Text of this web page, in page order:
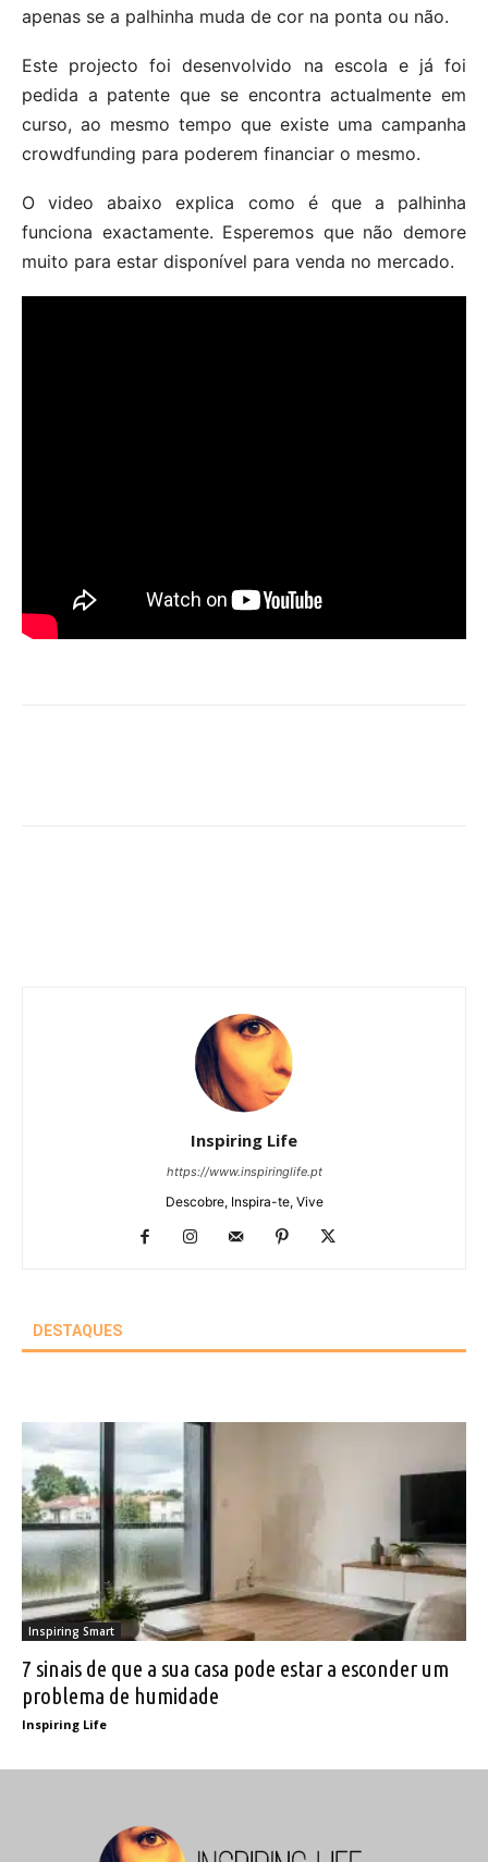
apenas se a palhinha muda de cor na ponta ou não.
Este projecto foi desenvolvido na escola e já foi
pedida a patente que se encontra actualmente em
curso, ao mesmo tempo que existe uma campanha
crowdfunding para poderem financiar o mesmo.
O video abaixo explica como é que a palhinha
funciona exactamente. Esperemos que não demore
muito para estar disponível para venda no mercado.
Inspiring Life
https://www.inspiringlife.pt
Descobre, Inspira-te, Vive
DESTAQUES
Inspiring Smart
7 sinais de que a sua casa pode estar a esconder um
problema de humidade
Inspiring Life